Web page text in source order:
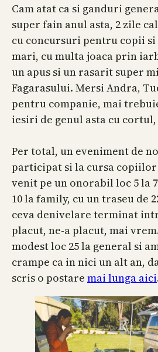
Cam atat ca si ganduri
super fain anul asta, 2 zile
cu concursuri pentru copii
mari, cu multa joaca prin
un apus si un rasarit super
Fagarasului. Mersi Andra,
pentru companie, mai
iesiri de genul asta cu
Per total, un eveniment de
participat si la cursa copiilor
venit pe un onorabil loc 5 la
10 la family, cu un traseu de
ceva denivelare terminat
placut, ne-a placut, mai
modest loc 25 la general si
crampe ca in nici un alt an,
scris o postare mai lunga aici